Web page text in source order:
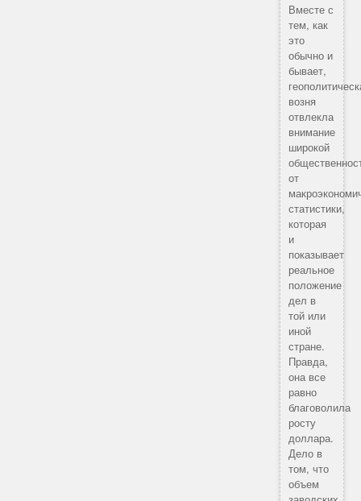
Вместе с
тем, как
это
обычно и
бывает,
возня
отвлекла
внимание
широкой
от
статистики,
которая
и
показывает
реальное
положение
дел в
той или
иной
стране.
Правда,
она все
равно
благоволила
росту
доллара.
Дело в
том, что
объем